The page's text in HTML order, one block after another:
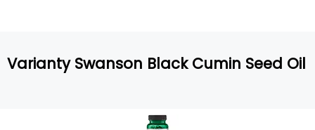
Varianty Swanson Black Cumin Seed Oil